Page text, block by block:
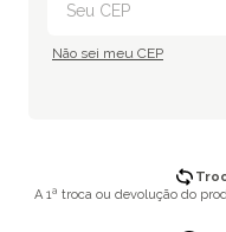
Não sei meu CEP
A 1ª troca ou devolução do